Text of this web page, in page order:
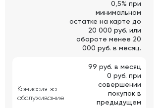
0,5% при
минимальном
остатке на карте до
20 000 руб. или
обороте менее 20
000 руб. в месяц.
Комиссия за
обслуживание
99 руб. в месяц
0 руб. при
совершении
покупок в
предыдущем